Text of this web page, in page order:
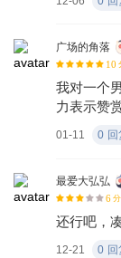
广场的角落
10
我对一个
力表示赞
01-11 0 回
最爱大弘弘
6 分
还行吧，
12-21 0 回